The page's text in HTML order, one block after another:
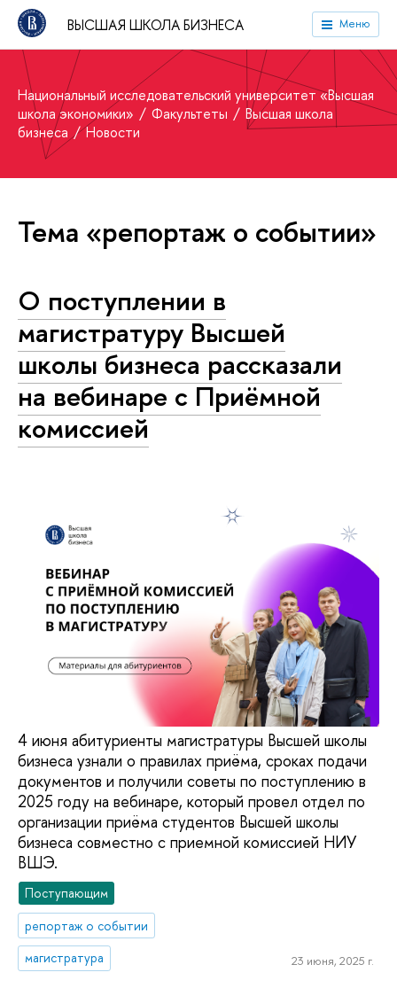
ВЫСШАЯ ШКОЛА БИЗНЕСА Меню
Национальный исследовательский университет «Высшая
школа экономики»
Факультеты
Высшая школа
бизнеса
Новости
Тема «репортаж о событии»
О поступлении в
магистратуру Высшей
школы бизнеса рассказали
на вебинаре с Приёмной
комиссией
4 июня абитуриенты магистратуры Высшей школы
бизнеса узнали о правилах приёма, сроках подачи
документов и получили советы по поступлению в
2025 году на вебинаре, который провел отдел по
организации приёма студентов Высшей школы
бизнеса совместно с приемной комиссией НИУ
ВШЭ.
Поступающим
репортаж о событии
магистратура
23 июня, 2025 г.